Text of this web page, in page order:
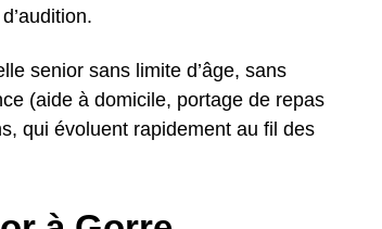
senior sans limite d’âge, sans
(aide à domicile, portage de repas
qui évoluent rapidement au fil des